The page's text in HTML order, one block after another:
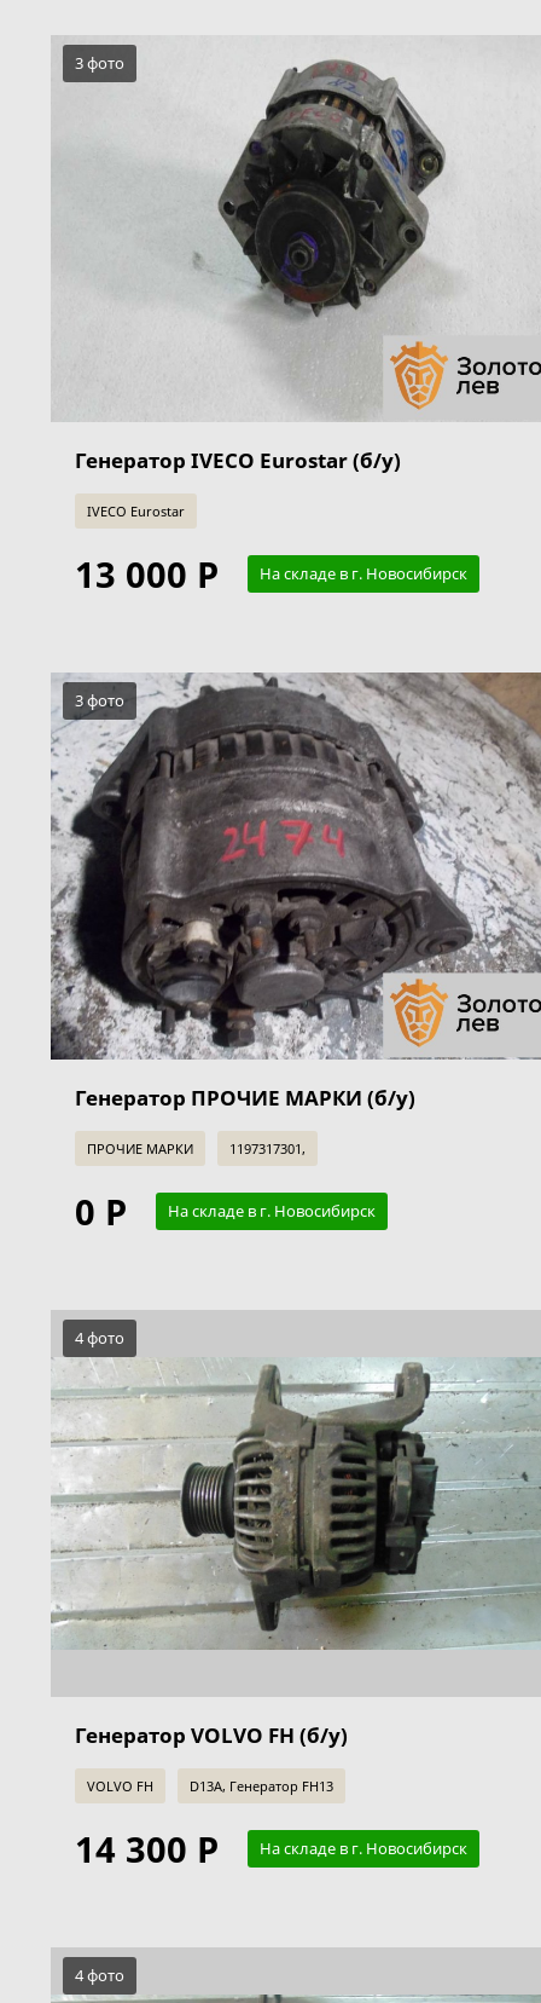
3 фото
Генератор IVECO Eurostar (б/у)
IVECO Eurostar
13 000 Р На складе в г. Новосибирск
3 фото
Генератор ПРОЧИЕ МАРКИ (б/у)
ПРОЧИЕ МАРКИ 1197317301,
0 Р На складе в г. Новосибирск
4 фото
Генератор VOLVO FH (б/у)
VOLVO FH D13A, Генератор FH13
14 300 Р На складе в г. Новосибирск
4 фото